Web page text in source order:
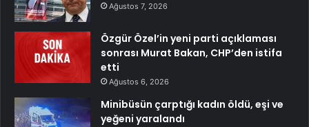
Ağustos 7, 2026
Özgür Özel’in yeni parti açıklaması
sonrası Murat Bakan, CHP’den istifa
etti
Ağustos 6, 2026
Minibüsün çarptığı kadın öldü, eşi ve
yeğeni yaralandı